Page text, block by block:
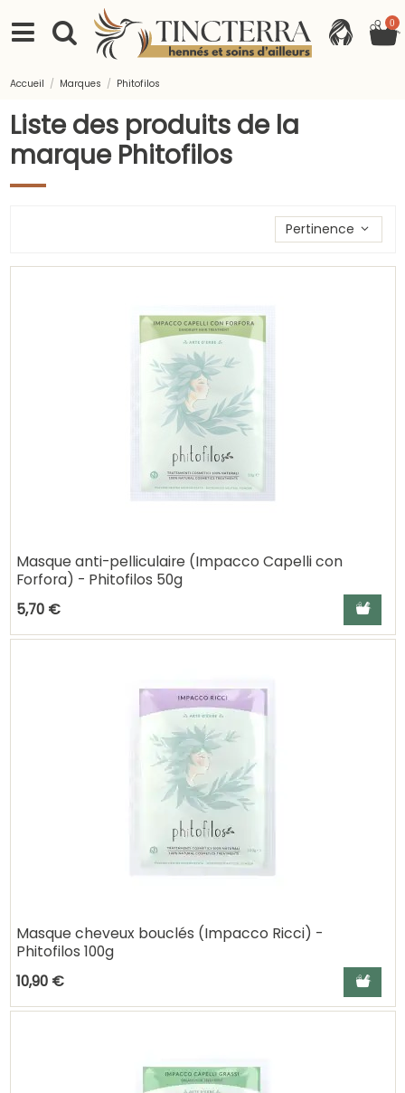
0
Accueil Marques Phitofilos
Liste des produits de la
marque Phitofilos
Trier les produits par
Pertinence
Masque anti-pelliculaire (Impacco Capelli con
Forfora) - Phitofilos 50g
5,70 €
Ajouter
Masque cheveux bouclés (Impacco Ricci) -
Phitofilos 100g
10,90 €
Ajouter